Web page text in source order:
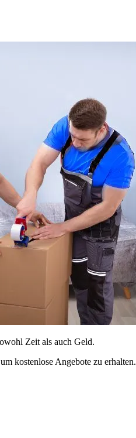
Zeit als auch Geld.
kostenlose Angebote zu erhalten.